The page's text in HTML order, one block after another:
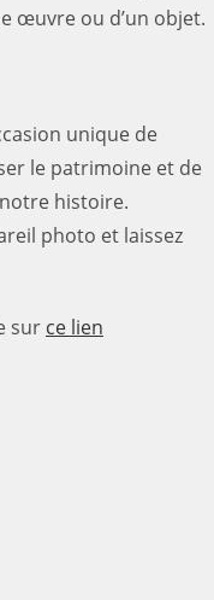
œuvre ou d’un objet.
unique de
le patrimoine et de
histoire.
photo et laissez
sur ce lien